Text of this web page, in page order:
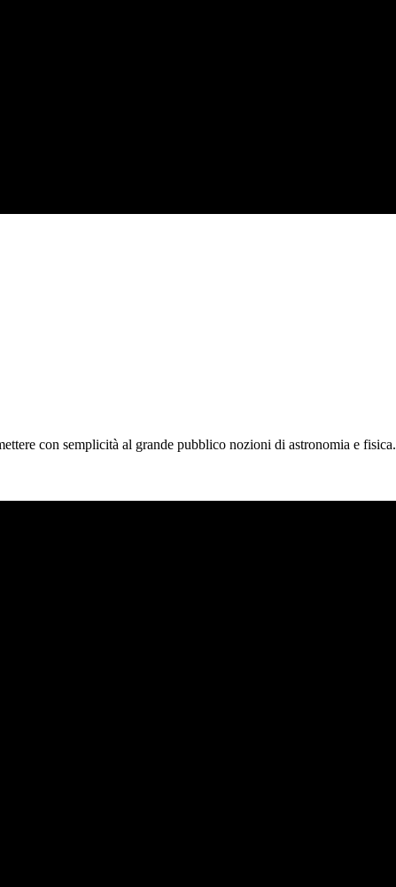
con semplicità al grande pubblico nozioni di astronomia e fisica.